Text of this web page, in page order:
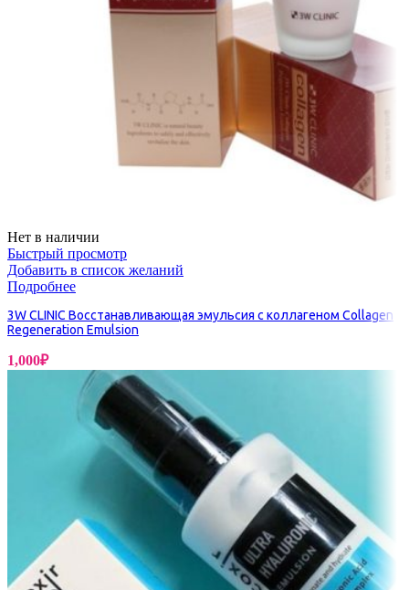
Нет в наличии
Быстрый просмотр
Добавить в список желаний
Подробнее
3W CLINIC Восстанавливающая эмульсия с коллагеном Collagen
Regeneration Emulsion
1,000₽